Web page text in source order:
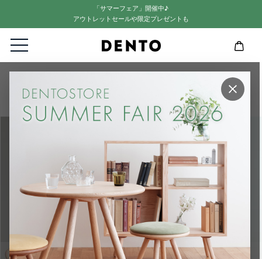
「サマーフェア」開催中♪
アウトレットセールや限定プレゼントも
×
【LISCIO】2人掛け用ダイニング4点セット